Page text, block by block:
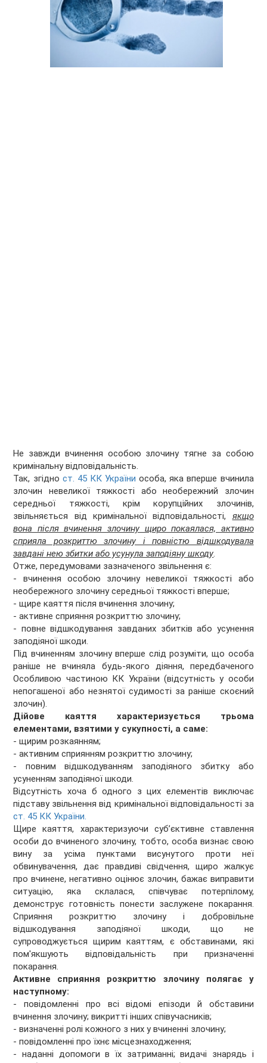
Не завжди вчинення особою злочину тягне за собою
кримінальну відповідальність.
Так, згідно ст. 45 КК України особа, яка вперше вчинила
злочин невеликої тяжкості або необережний злочин
середньої тяжкості, крім корупційних злочинів,
звільняється від кримінальної відповідальності,якщо
вона після вчинення злочину щиро покаялася, активно
сприяла розкриттю злочину і повністю відшкодувала
завдані нею збитки або усунула заподіяну шкоду.
Отже, передумовами зазначеного звільнення є:
- вчинення особою злочину невеликої тяжкості або
необережного злочину середньої тяжкості вперше;
- щире каяття після вчинення злочину;
- активне сприяння розкриттю злочину;
- повне відшкодування завданих збитків або усунення
заподіяної шкоди.
Під вчиненням злочину вперше слід розуміти, що особа
раніше не вчиняла будь-якого діяння, передбаченого
Особливою частиною КК України (відсутність у особи
непогашеної або незнятої судимості за раніше скоєний
злочин).
Дійове каяття характеризується трьома
елементами, взятими у сукупності, а саме:
- щирим розкаянням;
- активним сприянням розкриттю злочину;
- повним відшкодуванням заподіяного збитку або
усуненням заподіяної шкоди.
Відсутність хоча б одного з цих елементів виключає
підставу звільнення від кримінальної відповідальності за
ст. 45 КК України.
Щире каяття, характеризуючи суб’єктивне ставлення
особи до вчиненого злочину, тобто, особа визнає свою
вину за усіма пунктами висунутого проти неї
обвинувачення, дає правдиві свідчення, щиро жалкує
про вчинене, негативно оцінює злочин, бажає виправити
ситуацію, яка склалася, співчуває потерпілому,
демонструє готовність понести заслужене покарання.
Сприяння розкриттю злочину і добровільне
відшкодування заподіяної шкоди, що не
супроводжується щирим каяттям, є обставинами, які
пом'якшують відповідальність при призначенні
покарання.
Активне сприяння розкриттю злочину полягає у
наступному:
- повідомленні про всі відомі епізоди й обставини
вчинення злочину; викритті інших співучасників;
- визначенні ролі кожного з них у вчиненні злочину;
- повідомленні про їхнє місцезнаходження;
- наданні допомоги в їх затриманні; видачі знарядь і